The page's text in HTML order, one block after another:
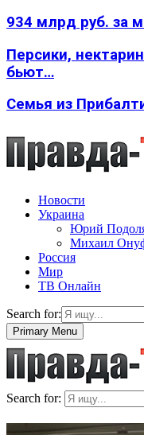
934 млрд руб. за
Персики,
бьют…
Семья из
Новости
Украина
Юрий
Михаил
Россия
Мир
ТВ Онлайн
Search for:
Primary Menu
Search for: